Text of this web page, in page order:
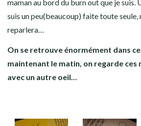
maman au bord du burn out que je suis.
suis un peu(beaucoup) faite toute seule,
reparlera…
On se retrouve énormément dans
maintenant le matin, on regarde
avec un autre oeil…